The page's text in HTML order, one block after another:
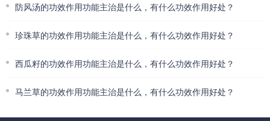
防风汤的功效作用功能主治是什么，有什么功效作用好处？
珍珠草的功效作用功能主治是什么，有什么功效作用好处？
西瓜籽的功效作用功能主治是什么，有什么功效作用好处？
马兰草的功效作用功能主治是什么，有什么功效作用好处？